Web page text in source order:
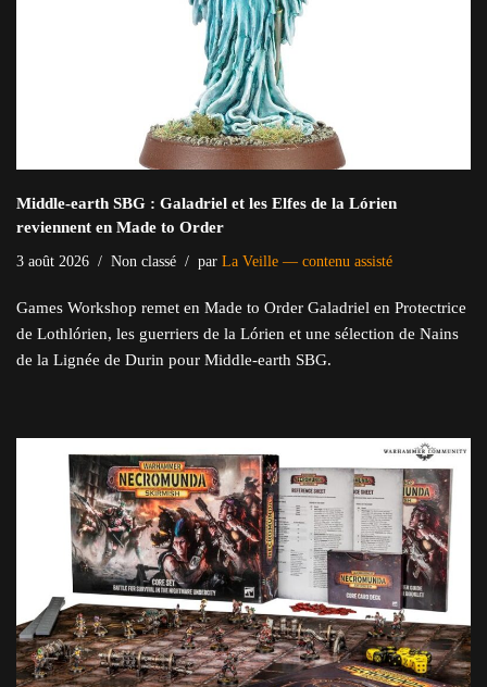
Middle-earth SBG : Galadriel et les Elfes de la Lórien
reviennent en Made to Order
3 août 2026 Non classé par La Veille — contenu assisté
Games Workshop remet en Made to Order Galadriel en Protectrice
de Lothlórien, les guerriers de la Lórien et une sélection de Nains
de la Lignée de Durin pour Middle-earth SBG.